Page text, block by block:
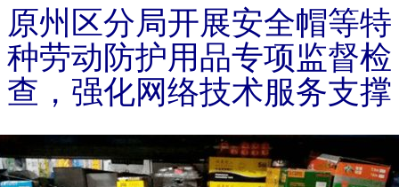
原州区分局开展安全帽等特
种劳动防护用品专项监督检
查，强化网络技术服务支撑